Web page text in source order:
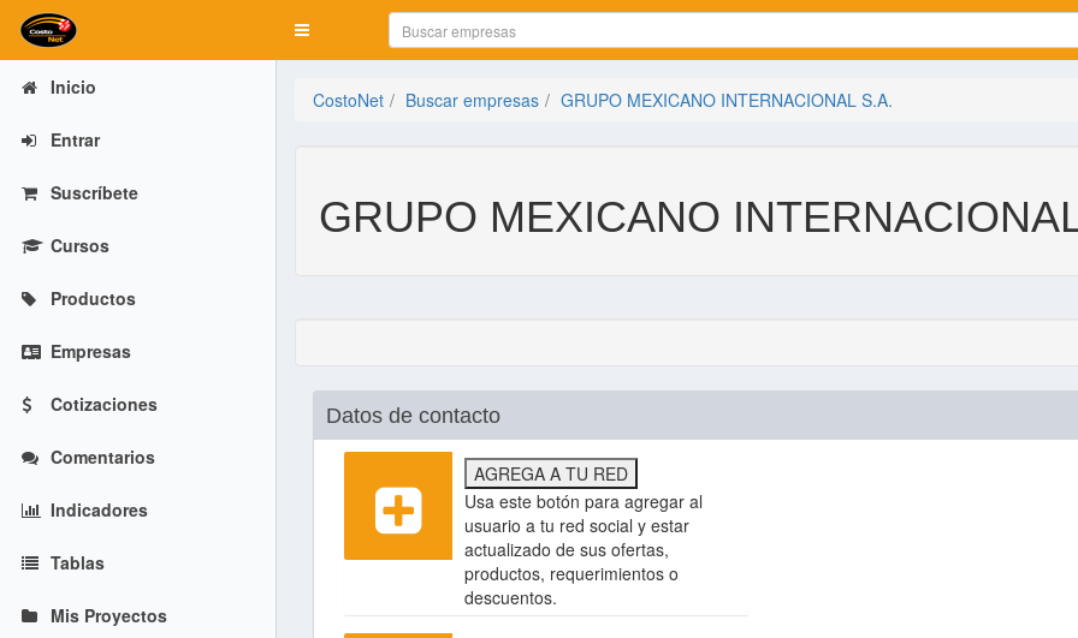
Mostrar menú
Inicio
Entrar
Suscríbete
Cursos
Productos
Empresas
Cotizaciones
Comentarios
Indicadores
Tablas
Mis Proyectos
CostoNet Buscar empresas GRUPO MEXICANO INTERNACIONAL S.A.
GRUPO MEXICANO
Datos de contacto
AGREGA A TU RED
Usa este botón para agregar al
usuario a tu red social y estar
actualizado de sus ofertas,
productos, requerimientos o
descuentos.